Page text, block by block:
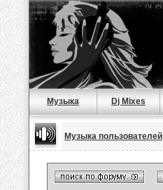
Музыка Dj Mixes
Музыка пользователей